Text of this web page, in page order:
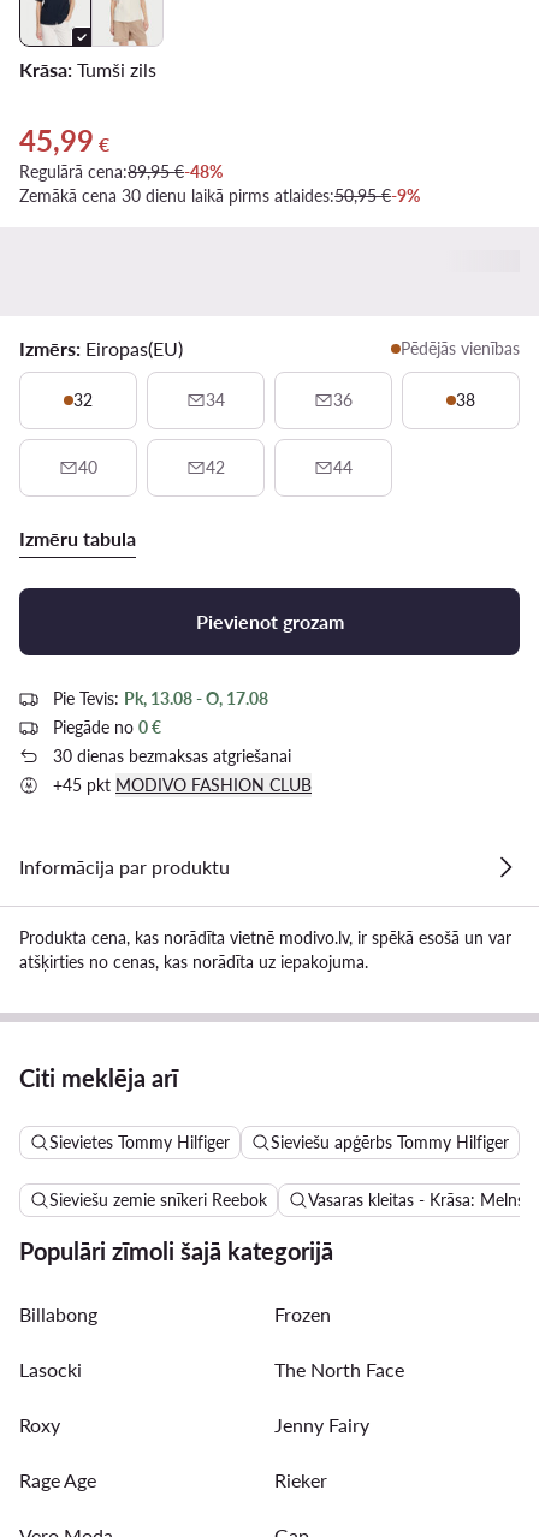
Krāsa: Tumši zils
Pašreizējā cena 45,99 €
45,99 €
Regulārā cena:89,95 €-48%
Zemākā cena 30 dienu laikā pirms atlaides:50,95 €-9%
Izmērs: Eiropas(EU) Pēdējās vienības
32 34 36 38
40 42 44
Izmēru tabula
Pievienot grozam
Pie Tevis: Pk, 13.08 - O, 17.08
Piegāde no 0 €
30 dienas bezmaksas atgriešanai
+45 pkt MODIVO FASHION CLUB
Informācija par produktu
Produkta cena, kas norādīta vietnē modivo.lv, ir spēkā esošā un var
atšķirties no cenas, kas norādīta uz iepakojuma.
Citi meklēja arī
Sievietes Tommy Hilfiger Sieviešu apģērbs Tommy Hilfiger
Sieviešu zemie snīkeri Reebok Vasaras kleitas - Krāsa: Melns
Populāri zīmoli šajā kategorijā
Billabong Frozen
Lasocki The North Face
Roxy Jenny Fairy
Rage Age Rieker